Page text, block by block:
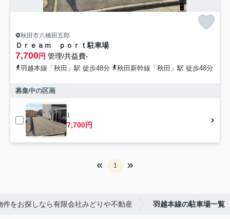
秋田市八橋田五郎
Ｄｒｅａｍ ｐｏｒｔ駐車場
7,700円 管理/共益費-
羽越本線「秋田」駅 徒歩48分 秋田新幹線「秋田」駅 徒歩48分
募集中の区画
1
7,700円
1
件をお探しなら有限会社みどりや不動産 羽越本線の駐車場一覧